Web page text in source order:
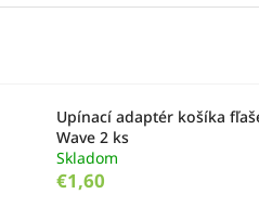
Upínací adaptér košíka
Wave 2 ks
Skladom
€1,60